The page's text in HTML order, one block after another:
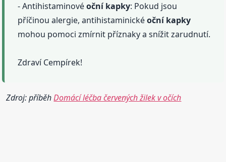
- Antihistaminovéoční kapky: Pokud jsou
příčinou alergie, antihistaminickéoční kapky
mohou pomoci zmírnit příznaky a snížit zarudnutí.
Zdraví Cempírek!
Zdroj: příběhDomácí léčba červených žilek v očích